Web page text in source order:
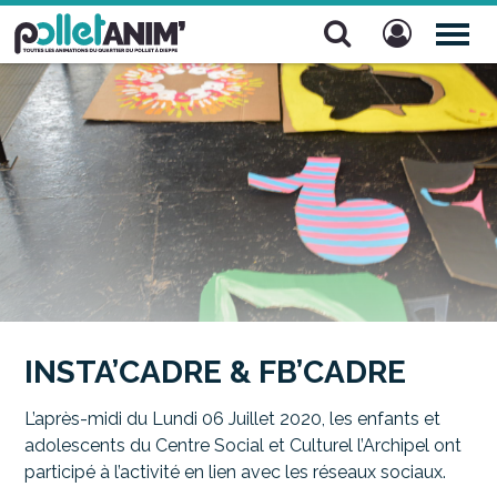
Pollet Anim'
INSTA’CADRE & FB’CADRE
L’après-midi du Lundi 06 Juillet 2020, les enfants et
adolescents du Centre Social et Culturel l’Archipel ont
participé à l’activité en lien avec les réseaux sociaux.